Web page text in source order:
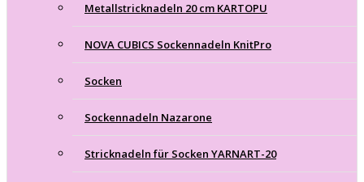
Metallstricknadeln 20 cm KARTOPU
NOVA CUBICS Sockennadeln KnitPro
Socken
Sockennadeln Nazarone
Stricknadeln für Socken YARNART-20